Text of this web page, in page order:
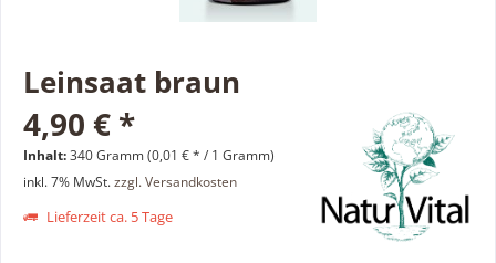
Leinsaat braun
4,90 € *
Inhalt:340 Gramm (0,01 € * / 1 Gramm)
inkl. 7% MwSt.zzgl. Versandkosten
Lieferzeit ca. 5 Tage